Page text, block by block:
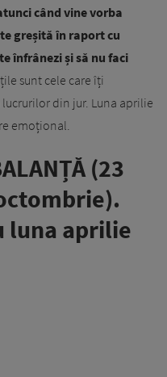
când vine vorba
greșită în raport cu
înfrânezi și să nu faci
sunt cele care îți
din jur. Luna aprilie
emoțional.
(23
luna aprilie